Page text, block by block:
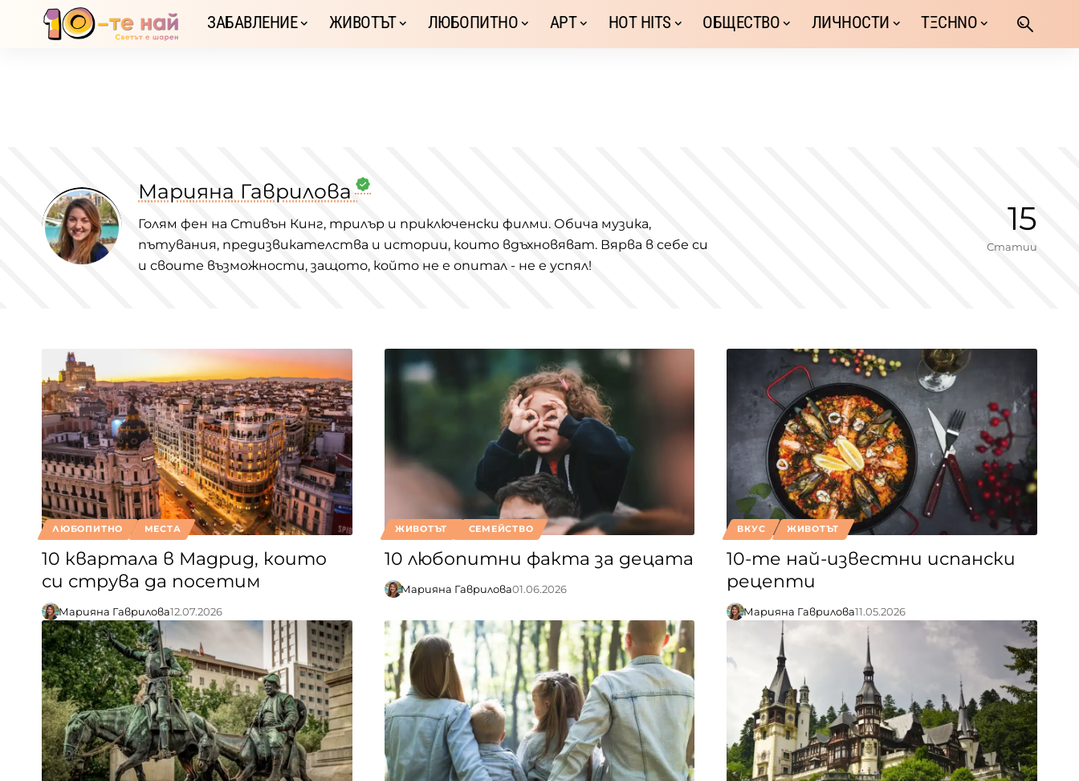
ЗАБАВЛЕНИЕ ЖИВОТЪТ ЛЮБОПИТНО АРТ HOT HITS ОБЩЕСТВО ЛИЧНОСТИ TΞCHNO
Марияна Гаврилова
Голям фен на Стивън Кинг, трилър и приключенски филми. Обича музика,
пътувания, предизвикателства и истории, които вдъхновяват. Вярва в себе си
и своите възможности, защото, който не е опитал - не е успял!
15
Статии
ЛЮБОПИТНО МЕСТА
10 квартала в Мадрид, които
си струва да посетим
Марияна Гаврилова12.07.2026
ЖИВОТЪТ СЕМЕЙСТВО
10 любопитни факта за децата
Марияна Гаврилова01.06.2026
ВКУС ЖИВОТЪТ
10-те най-известни испански
рецепти
Марияна Гаврилова11.05.2026